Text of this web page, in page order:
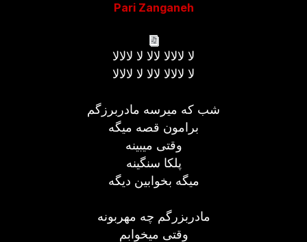
Pari Zanganeh
لا لالالا لالا لا لالالا
لا لالالا لالا لا لالالا
شب که میرسه مادربرزگم
برامون قصه میگه
وقتی میبینه
پلکا سنگینه
میگه بخوابین دیگه
مادربزرگم چه مهربونه
وقتی میخوابم